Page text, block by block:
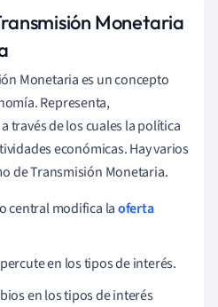
Monetaria
Monetaria es un concepto
Representa,
través de los cuales la política
económicas. Hay varios
de Transmisión Monetaria.
central modifica laoferta
en los tipos de interés.
en los tipos de interés